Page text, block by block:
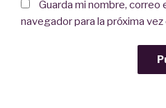
Guarda mi nombre,
navegador para la próxima